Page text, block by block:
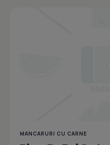
MANCARURI CU CARNE